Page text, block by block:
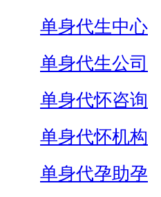
单身代生中心
单身代生公司
单身代怀咨询
单身代怀机构
单身代孕助孕